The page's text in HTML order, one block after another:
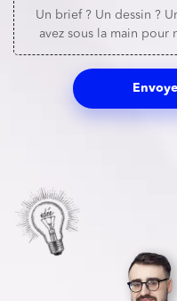
Un brief ? Un dessin ?
avez sous la main pour